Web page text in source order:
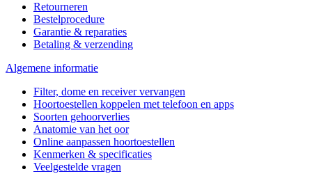
Retourneren
Bestelprocedure
Garantie & reparaties
Betaling & verzending
Algemene informatie
Filter, dome en receiver vervangen
Hoortoestellen koppelen met telefoon en apps
Soorten gehoorverlies
Anatomie van het oor
Online aanpassen hoortoestellen
Kenmerken & specificaties
Veelgestelde vragen